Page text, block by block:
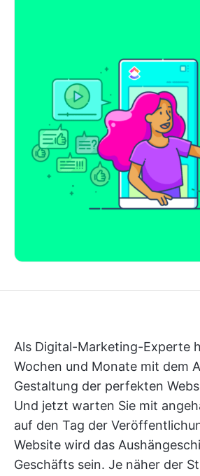
Als Digital-Marketing-Experte
Wochen und Monate mit dem
Gestaltung der perfekten
Und jetzt warten Sie mit
auf den Tag der
Website wird das
Geschäfts sein. Je näher der